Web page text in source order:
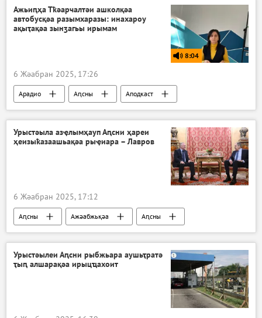
Ажьиԥҳа Тҟәарчалтәи ашколқәа
автобусқәа разымхаразы: инахароу
ақыҭақәа зынӡагьы ирымам
8:04
6 Жәабран 2025, 17:26
Арадио Аԥсны Аподкаст
Урыстәыла азҿлымҳауп Аԥсни ҳареи
ҳеизыҟазаашьақәа рыҿиара – Лавров
6 Жәабран 2025, 17:12
Аԥсны Ажәабжьқәа
Аԥсны
Сергеи Лавров
Аполитика
Урыстәылеи Аԥсни рыбжьара аушьҭратә
ҭыԥ алшарақәа ирыцҵахоит